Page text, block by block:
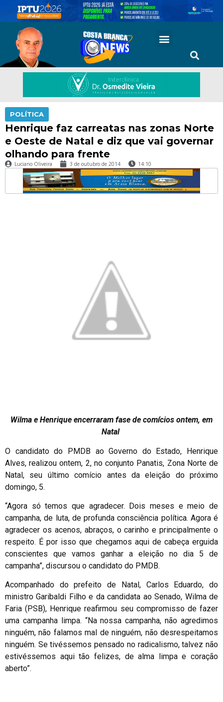
POLÍTICA
Henrique faz carreatas nas zonas Norte
e Oeste de Natal e diz que vai governar
olhando para frente
Luciano Oliveira 3 de outubro de 2014 14:10
Wilma e Henrique encerraram fase de comícios ontem, em
Natal
O candidato do PMDB ao Governo do Estado, Henrique
Alves, realizou ontem, 2, no conjunto Panatis, Zona Norte de
Natal, seu último comício antes da eleição do próximo
domingo, 5.
“Agora só temos que agradecer. Dois meses e meio de
campanha, de luta, de profunda consciência política. Agora é
agradecer os acenos, abraços, o carinho e principalmente o
respeito. É por isso que chegamos aqui de cabeça erguida
conscientes que vamos ganhar a eleição no dia 5 de
campanha”, discursou o candidato do PMDB.
Acompanhado do prefeito de Natal, Carlos Eduardo, do
ministro Garibaldi Filho e da candidata ao Senado, Wilma de
Faria (PSB), Henrique reafirmou seu compromisso de fazer
uma campanha limpa. “Na nossa campanha, não agredimos
ninguém, não falamos mal de ninguém, não desrespeitamos
ninguém. Se tivéssemos pensado no radicalismo, talvez não
estivéssemos aqui tão felizes, de alma limpa e coração
aberto”.